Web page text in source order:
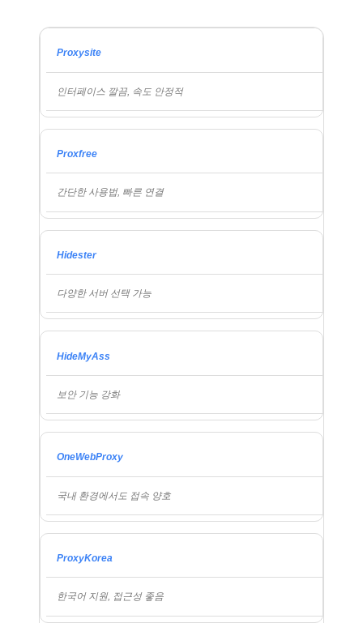
Proxysite
인터페이스 깔끔, 속도 안정적
Proxfree
간단한 사용법, 빠른 연결
Hidester
다양한 서버 선택 가능
HideMyAss
보안 기능 강화
OneWebProxy
국내 환경에서도 접속 양호
ProxyKorea
한국어 지원, 접근성 좋음